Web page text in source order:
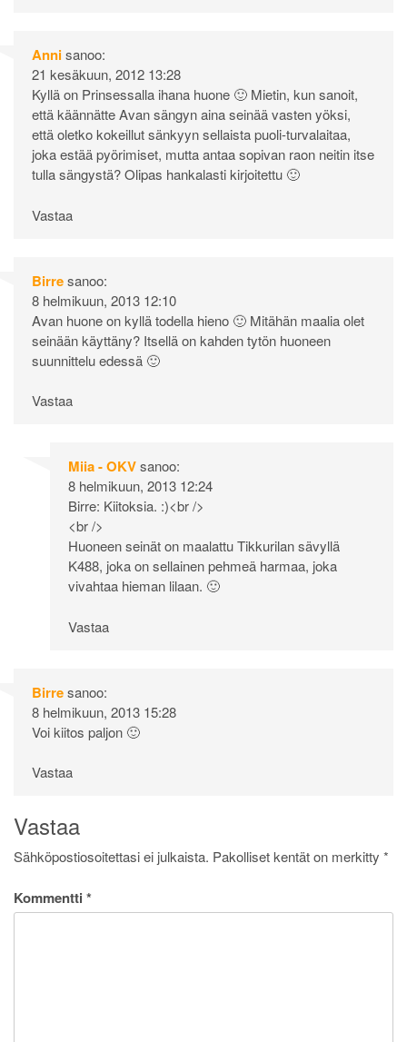
Annisanoo:
21 kesäkuun, 2012 13:28
Kyllä on Prinsessalla ihana huone 🙂 Mietin, kun sanoit,
että käännätte Avan sängyn aina seinää vasten yöksi,
että oletko kokeillut sänkyyn sellaista puoli-turvalaitaa,
joka estää pyörimiset, mutta antaa sopivan raon neitin itse
tulla sängystä? Olipas hankalasti kirjoitettu 🙂
Vastaa
Birresanoo:
8 helmikuun, 2013 12:10
Avan huone on kyllä todella hieno 🙂 Mitähän maalia olet
seinään käyttäny? Itsellä on kahden tytön huoneen
suunnittelu edessä 🙂
Vastaa
Miia - OKVsanoo:
8 helmikuun, 2013 12:24
Birre: Kiitoksia. :)<br />
<br />
Huoneen seinät on maalattu Tikkurilan sävyllä
K488, joka on sellainen pehmeä harmaa, joka
vivahtaa hieman lilaan. 🙂
Vastaa
Birresanoo:
8 helmikuun, 2013 15:28
Voi kiitos paljon 🙂
Vastaa
Vastaa
Sähköpostiosoitettasi ei julkaista. Pakolliset kentät on merkitty *
Kommentti *